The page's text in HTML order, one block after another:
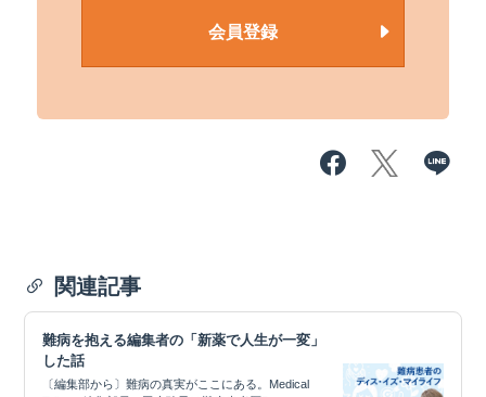
会員登録
関連記事
難病を抱える編集者の「新薬で人生が一変」
した話
〔編集部から〕難病の真実がここにある。Medical